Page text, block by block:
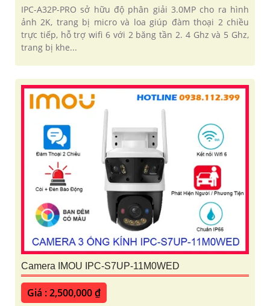
IPC-A32P-PRO sở hữu độ phân giải 3.0MP cho ra hình
ảnh 2K, trang bị micro và loa giúp đàm thoại 2 chiều
trực tiếp, hỗ trợ wifi 6 với 2 băng tần 2. 4 Ghz và 5 Ghz,
trang bị khe...
Camera IMOU IPC-S7UP-11M0WED
Giá : 2,500,000 ₫